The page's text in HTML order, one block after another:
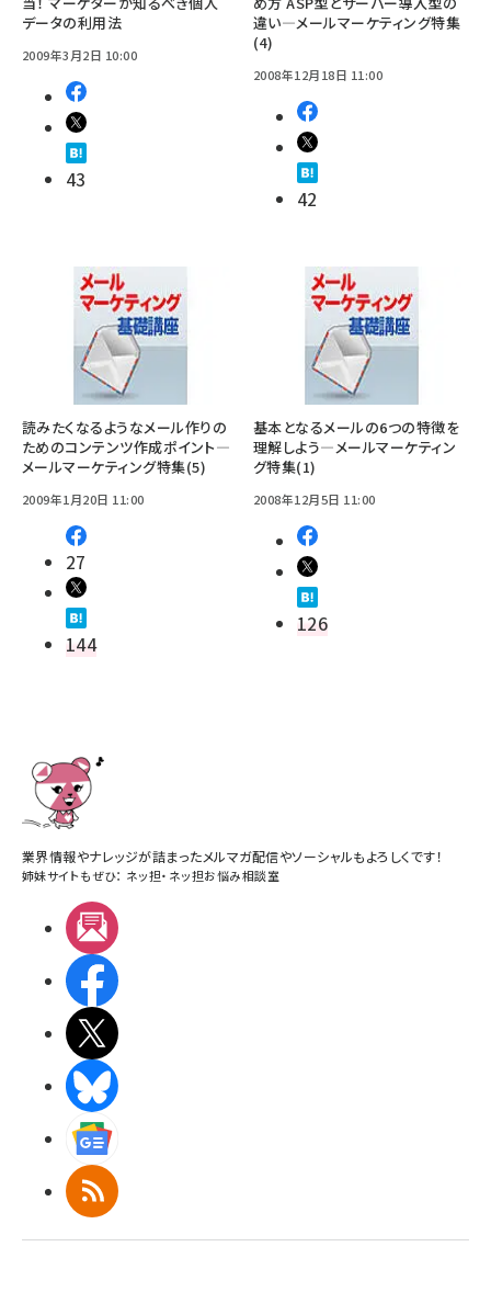
データの利用法
2009年3月2日 10:00
43
違い―メールマーケティング特集
(4)
2008年12月18日 11:00
42
読みたくなるようなメール作りの
ためのコンテンツ作成ポイント―
メールマーケティング特集(5)
2009年1月20日 11:00
27
144
基本となるメールの6つの特徴を
理解しよう―メールマーケティン
グ特集(1)
2008年12月5日 11:00
126
業界情報やナレッジが詰まったメルマガ配信やソーシャルもよろしくです！
姉妹サイトもぜひ： ネッ担・ ネッ担お悩み相談室
RSS